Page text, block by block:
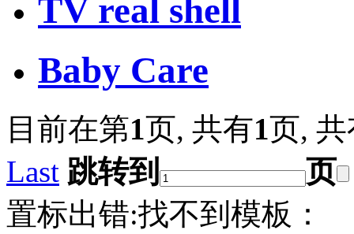
TV real shell
Baby Care
目前在第1页, 共有1页, 共
Last 跳转到
页
置标出错:找不到模板：